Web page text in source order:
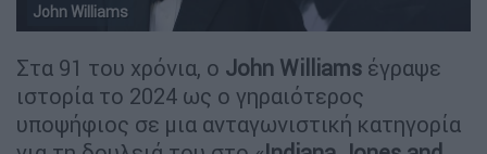
John Williams
Στα 91 του χρόνια, ο John Williams έγραψε
ιστορία το 2024 ως ο γηραιότερος
υποψήφιος σε μια ανταγωνιστική κατηγορία